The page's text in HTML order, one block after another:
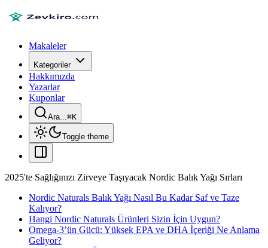
Makaleler
Kategoriler
Hakkımızda
Yazarlar
Kuponlar
Ara...⌘K
Toggle theme
2025'te Sağlığınızı Zirveye Taşıyacak Nordic Balık Yağı Sırları
Nordic Naturals Balık Yağı Nasıl Bu Kadar Saf ve Taze
Kalıyor?
Hangi Nordic Naturals Ürünleri Sizin İçin Uygun?
Omega-3’ün Gücü: Yüksek EPA ve DHA İçeriği Ne Anlama
Geliyor?